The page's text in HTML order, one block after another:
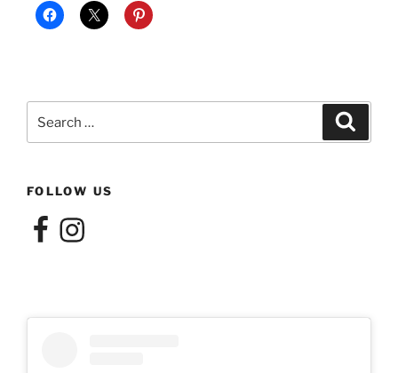
for:
FOLLOW US
FacebookInstagram